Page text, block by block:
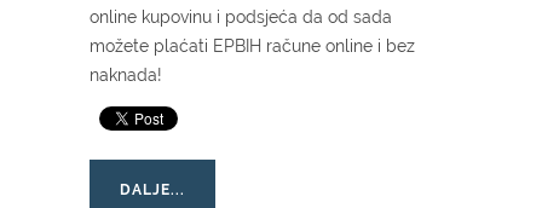
online kupovinu i podsjeća da od sada
možete plaćati EPBIH račune online i bez
naknada!
DALJE...